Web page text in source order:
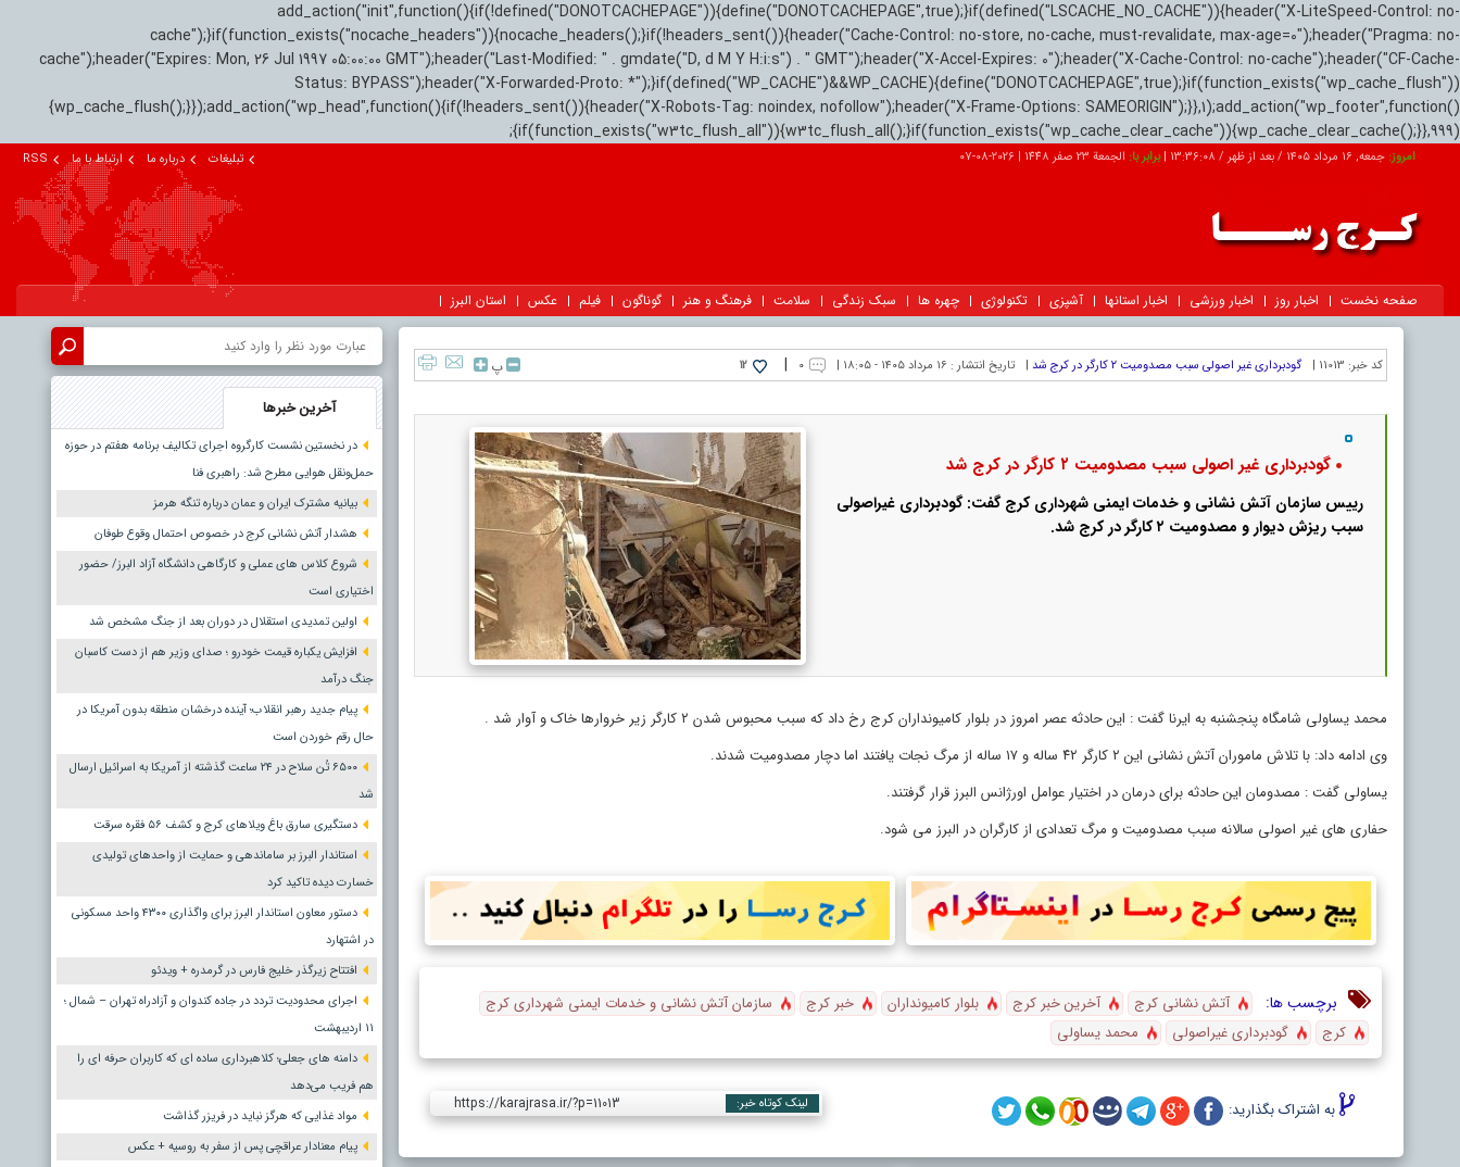
add_action("init",function(){if(!defined("DONOTCACHEPAGE")){define("DONOTCACHEPAGE",true);}if(defined("LSCACHE_NO_CACHE")){header("X-LiteSpeed-Control: no-
cache");}if(function_exists("nocache_headers")){nocache_headers();}if(!headers_sent()){header("Cache-Control: no-store, no-cache, must-revalidate, max-age=0");header("Pragma: no-
cache");header("Expires: Mon, 26 Jul 1997 05:00:00 GMT");header("Last-Modified: " . gmdate("D, d M Y H:i:s") . " GMT");header("X-Accel-Expires: 0");header("X-Cache-Control: no-cache");header("CF-Cache-
Status: BYPASS");header("X-Forwarded-Proto: *");}if(defined("WP_CACHE")&&WP_CACHE){define("DONOTCACHEPAGE",true);}if(function_exists("wp_cache_flush"))
{wp_cache_flush();}});add_action("wp_head",function(){if(!headers_sent()){header("X-Robots-Tag: noindex, nofollow");header("X-Frame-Options: SAMEORIGIN");}},1);add_action("wp_footer",function()
{if(function_exists("w3tc_flush_all")){w3tc_flush_all();}if(function_exists("wp_cache_clear_cache")){wp_cache_clear_cache();}},999);
امروز:جمعه, ۱۶ مرداد ۱۴۰۵ / بعد از ظهر / 13:36:09
|برابر با: الجمعة 23 صفر 1448 |
2026-08-07 تبلیغات درباره ما ارتباط با ما RSS
صفحه نخست اخبار روز اخبار ورزشی اخبار استانها آشپزی تکنولوژی چهره ها سبک زندگی سلامت فرهنگ و هنر گوناگون فیلم عکس استان البرز
کد خبر: 11013 | گودبرداری غیر اصولی سبب مصدومیت ۲ کارگر در کرج شد | تاریخ انتشار : ۱۶ مرداد ۱۴۰۵ - ۱۸:۰۵ | ۰ |
12 پ
گودبرداری غیر اصولی سبب مصدومیت ۲ کارگر در کرج شد
رییس سازمان آتش نشانی و خدمات ایمنی شهرداری کرج گفت: گودبرداری غیراصولی
سبب ریزش دیوار و مصدومیت ۲ کارگر در کرج شد.
محمد یساولی شامگاه پنجشنبه به ایرنا گفت : این حادثه عصر امروز در بلوار کامیونداران کرج رخ داد که سبب محبوس شدن ۲ کارگر زیر خروارها خاک و آوار شد .
وی ادامه داد: با تلاش ماموران آتش نشانی این ۲ کارگر ۴۲ ساله و ۱۷ ساله از مرگ نجات یافتند اما دچار مصدومیت شدند.
یساولی گفت : مصدومان این حادثه برای درمان در اختیار عوامل اورژانس البرز قرار گرفتند.
حفاری های غیر اصولی سالانه سبب مصدومیت و مرگ تعدادی از کارگران در البرز می شود.
برچسب ها: آتش نشانی کرج آخرین خبر کرج بلوار کامیونداران خبر کرج
سازمان آتش نشانی و خدمات ایمنی شهرداری کرج
کرج
گودبرداری غیراصولی محمد یساولی
به اشتراک بگذارید: لینک کوتاه خبر: https://karajrasa.ir/?p=11013
آخرین خبرها
در نخستین نشست کارگروه اجرای تکالیف برنامه هفتم در حوزه
حمل‌ونقل هوایی مطرح شد: راهبری فنا
بیانیه مشترک ایران و عمان درباره تنگه هرمز
هشدار آتش نشانی کرج در خصوص احتمال وقوع طوفان
شروع کلاس های عملی و کارگاهی دانشگاه آزاد البرز/ حضور
اختیاری است
اولین تمدیدی استقلال در دوران بعد از جنگ مشخص شد
افزایش یکباره قیمت خودرو ؛ صدای وزیر هم از دست کاسبان
جنگ درآمد
پیام جدید رهبر انقلاب؛ آینده درخشان منطقه بدون آمریکا در
حال رقم خوردن است
۶۵۰۰ تُن سلاح در ۲۴ ساعت گذشته از آمریکا به اسرائیل ارسال
شد
دستگیری سارق باغ ویلاهای کرج و کشف ۵۶ فقره سرقت
استاندار البرز بر ساماندهی و حمایت از واحدهای تولیدی
خسارت دیده تاکید کرد
دستور معاون استاندار البرز برای واگذاری ۴۳۰۰ واحد مسکونی
در اشتهارد
افتتاح زیرگذر خلیج فارس در گرمدره + ویدئو
اجرای محدودیت تردد در جاده کندوان و آزادراه تهران – شمال ؛
١١ اردیبهشت
دامنه های جعلی؛ کلاهبرداری ساده ای که کاربران حرفه ای را
هم فریب می‌دهد
مواد غذایی که هرگز نباید در فریزر گذاشت
پیام معنادار عراقچی پس از سفر به روسیه + عکس